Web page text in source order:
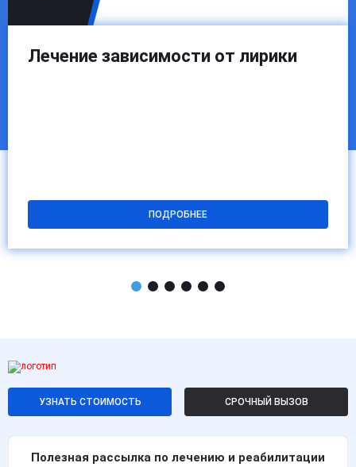
Лечение зависимости от лирики
ПОДРОБНЕЕ
УЗНАТЬ СТОИМОСТЬ СРОЧНЫЙ ВЫЗОВ
Полезная рассылка по лечению и реабилитации